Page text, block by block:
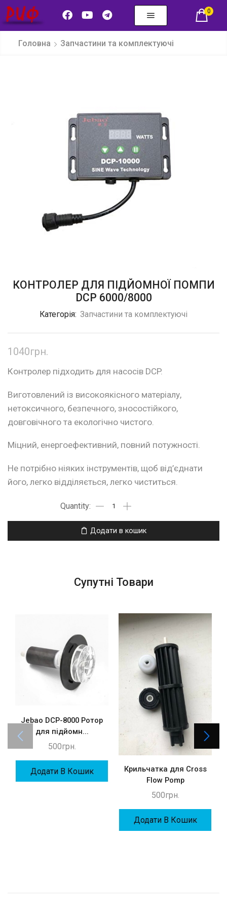
0
Головна Запчастини та комплектуючі
КОНТРОЛЕР ДЛЯ ПІДЙОМНОЇ ПОМПИ
DCP 6000/8000
Категорія: Запчастини та комплектуючі
1040грн.
Контролер підходить для насосів DCP.
Виготовлений із високоякісного матеріалу,
нетоксичного, безпечного, зносостійкого,
довговічного та екологічно чистого.
Міцний, енергоефективний, повний потужності.
Не потрібно ніяких інструментів, щоб від’єднати
його, легко відділяється, легко чиститься.
Додати в кошик
Супутні Товари
Jebao DCP-8000 Ротор
для підйомн...
500грн.
Додати В Кошик
Крильчатка для Cross
Flow Pomp
500грн.
Додати В Кошик